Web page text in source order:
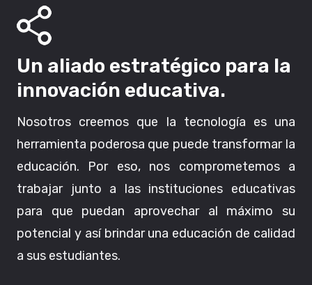
Un aliado estratégico para la
innovación educativa.
Nosotros creemos que la tecnología es una
herramienta poderosa que puede transformar la
educación. Por eso, nos comprometemos a
trabajar junto a las instituciones educativas
para que puedan aprovechar al máximo su
potencial y así brindar una educación de calidad
a sus estudiantes.